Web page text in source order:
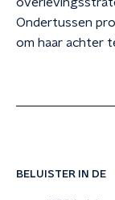
BELUISTER IN DE
Ondertussen
om haar achter